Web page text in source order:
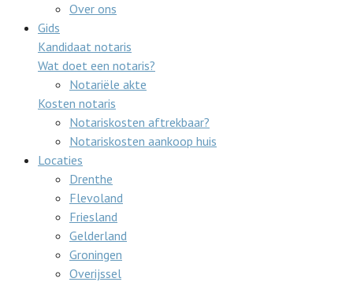
Over ons
Gids
Kandidaat notaris
Wat doet een notaris?
Notariële akte
Kosten notaris
Notariskosten aftrekbaar?
Notariskosten aankoop huis
Locaties
Drenthe
Flevoland
Friesland
Gelderland
Groningen
Overijssel